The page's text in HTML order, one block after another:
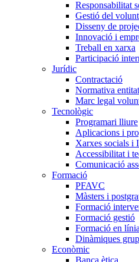
Responsabilitat
Gestió del
Disseny de
Innovació i
Treball en xarxa
Participació
Jurídic
Contractació
Normativa entitat
Marc legal
Tecnològic
Programari lliure
Aplicacions i
Xarxes socials i
Accessibilitat i
Comunicació
Formació
PFAVC
Màsters i
Formació
Formació gestió
Formació en línia
Dinàmiques
Econòmic
Banca ètica